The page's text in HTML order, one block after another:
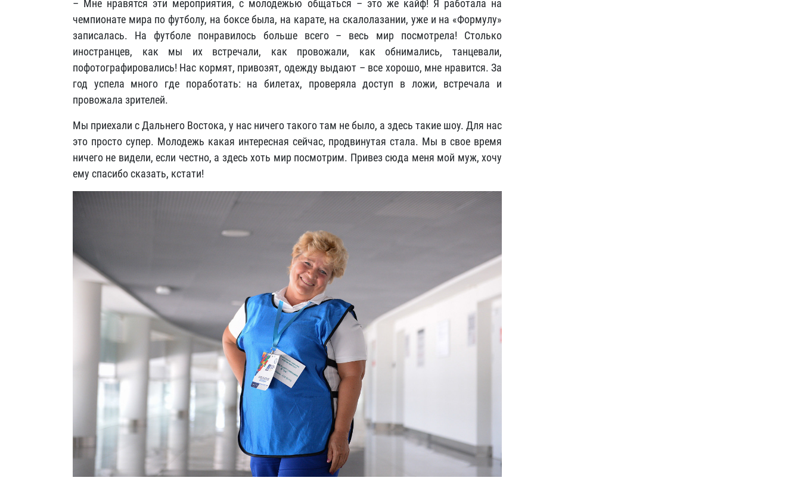
– Мне нравятся эти мероприятия, с молодежью общаться – это же кайф! Я работала на
чемпионате мира по футболу, на боксе была, на карате, на скалолазании, уже и на «Формулу»
записалась. На футболе понравилось больше всего – весь мир посмотрела! Столько
иностранцев, как мы их встречали, как провожали, как обнимались, танцевали,
пофотографировались! Нас кормят, привозят, одежду выдают – все хорошо, мне нравится. За
год успела много где поработать: на билетах, проверяла доступ в ложи, встречала и
провожала зрителей.
Мы приехали с Дальнего Востока, у нас ничего такого там не было, а здесь такие шоу. Для нас
это просто супер. Молодежь какая интересная сейчас, продвинутая стала. Мы в свое время
ничего не видели, если честно, а здесь хоть мир посмотрим. Привез сюда меня мой муж, хочу
ему спасибо сказать, кстати!